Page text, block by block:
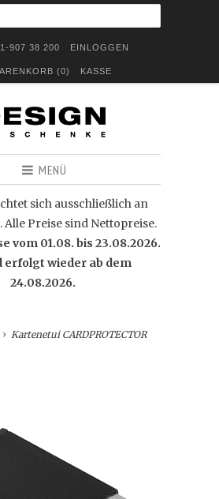
907 38 200 EINLOGGEN
(0) KASSE
MENÜ
sich ausschließlich an
Alle Preise sind Nettopreise.
vom 01.08. bis 23.08.2026.
erfolgt wieder ab dem
24.08.2026.
Kartenetui CARDPROTECTOR